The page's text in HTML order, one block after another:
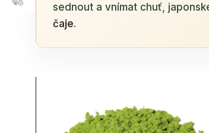
sednout a vnímat chuť,
čaje.